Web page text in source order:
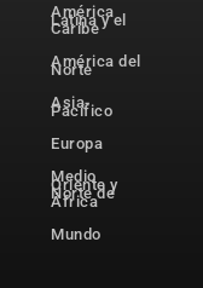
América
Latina y el
Caribe
América del
Norte
Asia-
Pacífico
Europa
Medio
Oriente y
Norte de
África
Mundo